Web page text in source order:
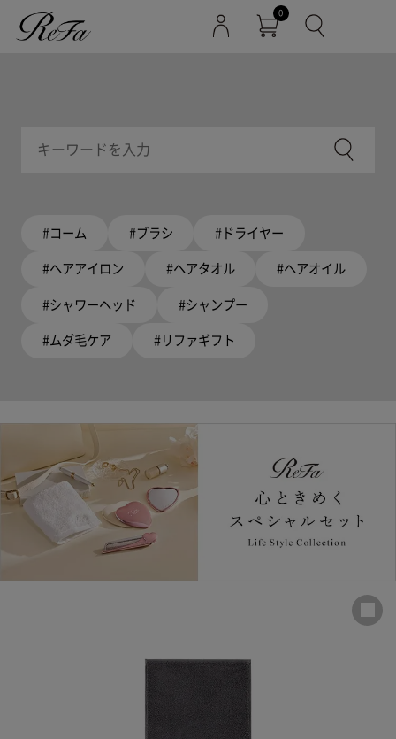
0
#コーム #ブラシ #ドライヤー
#ヘアアイロン #ヘアタオル #ヘアオイル
#シャワーヘッド #シャンプー
#ムダ毛ケア #リファギフト